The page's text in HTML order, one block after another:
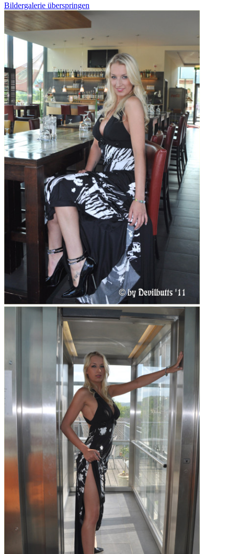
Bildergalerie überspringen